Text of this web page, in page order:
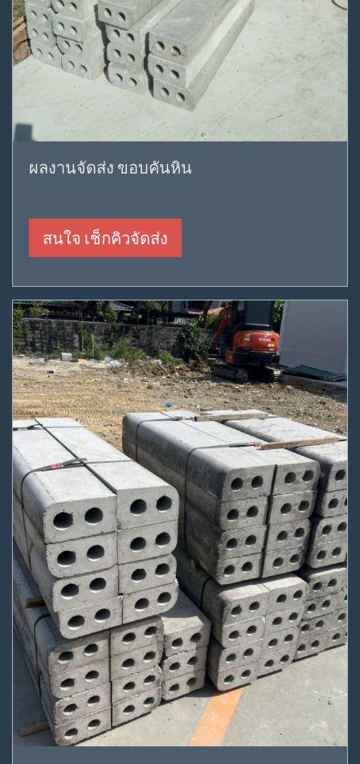
ผลงานจัดส่ง ขอบคันหิน
สนใจ เช็กคิวจัดส่ง